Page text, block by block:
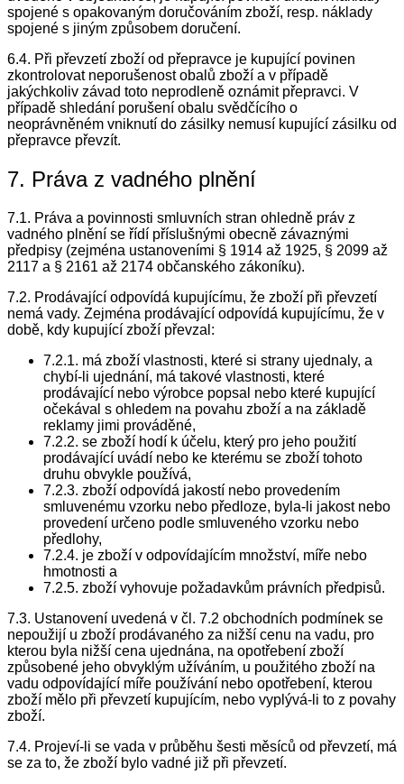
spojené s opakovaným doručováním zboží, resp. náklady
spojené s jiným způsobem doručení.
6.4. Při převzetí zboží od přepravce je kupující povinen
zkontrolovat neporušenost obalů zboží a v případě
jakýchkoliv závad toto neprodleně oznámit přepravci. V
případě shledání porušení obalu svědčícího o
neoprávněném vniknutí do zásilky nemusí kupující zásilku od
přepravce převzít.
7. Práva z vadného plnění
7.1. Práva a povinnosti smluvních stran ohledně práv z
vadného plnění se řídí příslušnými obecně závaznými
předpisy (zejména ustanoveními § 1914 až 1925, § 2099 až
2117 a § 2161 až 2174 občanského zákoníku).
7.2. Prodávající odpovídá kupujícímu, že zboží při převzetí
nemá vady. Zejména prodávající odpovídá kupujícímu, že v
době, kdy kupující zboží převzal:
7.2.1. má zboží vlastnosti, které si strany ujednaly, a
chybí-li ujednání, má takové vlastnosti, které
prodávající nebo výrobce popsal nebo které kupující
očekával s ohledem na povahu zboží a na základě
reklamy jimi prováděné,
7.2.2. se zboží hodí k účelu, který pro jeho použití
prodávající uvádí nebo ke kterému se zboží tohoto
druhu obvykle používá,
7.2.3. zboží odpovídá jakostí nebo provedením
smluvenému vzorku nebo předloze, byla-li jakost nebo
provedení určeno podle smluveného vzorku nebo
předlohy,
7.2.4. je zboží v odpovídajícím množství, míře nebo
hmotnosti a
7.2.5. zboží vyhovuje požadavkům právních předpisů.
7.3. Ustanovení uvedená v čl. 7.2 obchodních podmínek se
nepoužijí u zboží prodávaného za nižší cenu na vadu, pro
kterou byla nižší cena ujednána, na opotřebení zboží
způsobené jeho obvyklým užíváním, u použitého zboží na
vadu odpovídající míře používání nebo opotřebení, kterou
zboží mělo při převzetí kupujícím, nebo vyplývá-li to z povahy
zboží.
7.4. Projeví-li se vada v průběhu šesti měsíců od převzetí, má
se za to, že zboží bylo vadné již při převzetí.